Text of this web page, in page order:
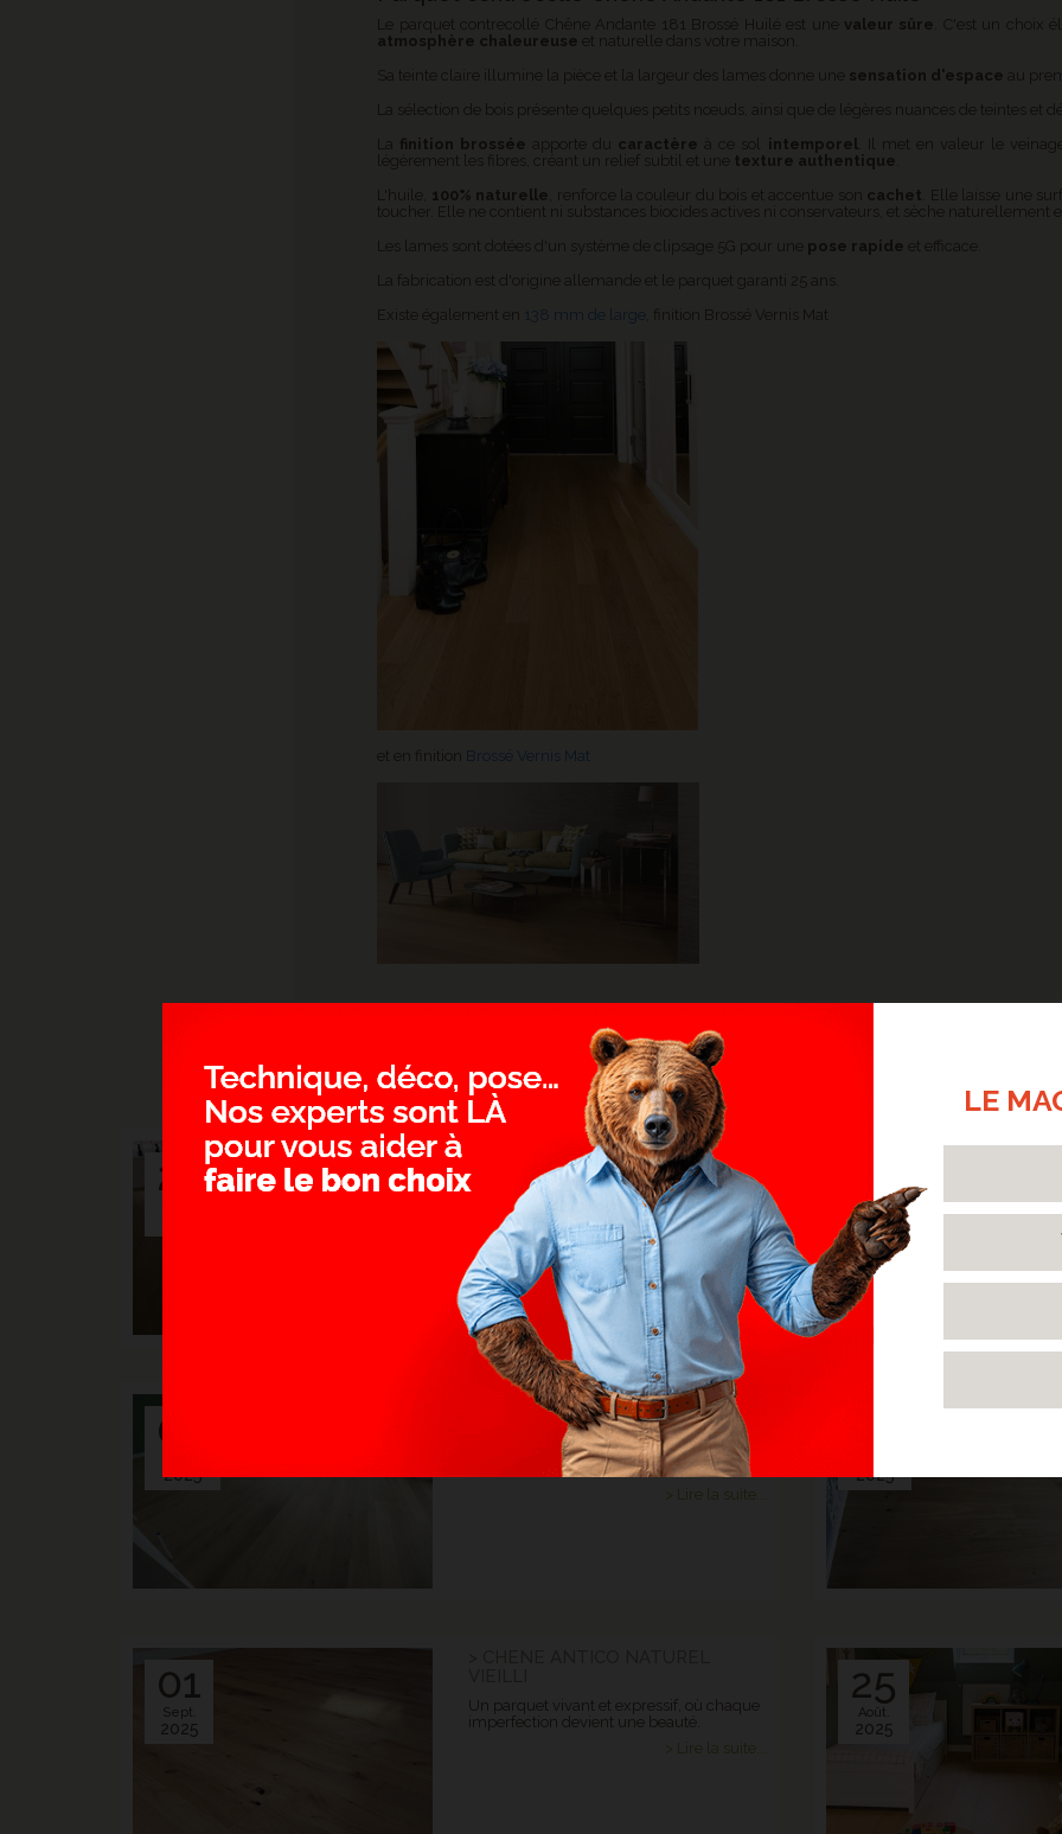
Le parquet contrecollé Chêne Andante 181 Brossé Huilé est une valeur sûre . C'est un choix
atmosphère chaleureuse et naturelle dans votre maison.
Sa teinte claire illumine la pièce et la largeur des lames donne une sensation d'espace au
La sélection de bois présente quelques petits nœuds, ainsi que de légères nuances de teintes et
finition brossée apporte du caractère intemporel
. Il met en valeur le
légèrement les fibres, créant un relief subtil et une texture authentique
100% naturelle , renforce la couleur du bois et accentue son cachet . Elle laisse une
toucher. Elle ne contient ni substances biocides actives ni conservateurs, et sèche naturellement
Les lames sont dotées d'un système de clipsage 5G pour une pose rapide et efficace.
La fabrication est d'origine allemande et le parquet garanti 25 ans.
Existe également en
138 mm de large , finition Brossé Vernis Mat
et en finition Brossé Vernis Mat
NOS RÉALISATIONS
20
> CHÊNE SEMI MASSIF SABLE -
SAINGHIN EN MÉLANTOIS
Un parquet qui semble avoir toujours été
> Lire la suite...
Oct.
2025
06
2025
> CONTRECOLLÉ ESSENCE
VERNIS - ARMENTIERES
Une pose à la française : l'élégance du
savoir-faire
> Lire la suite...
2025
01
Sept.
2025
Un parquet vivant et expressif, où chaque
imperfection devient une beauté.
> Lire la suite...
25
Août.
2025
LE